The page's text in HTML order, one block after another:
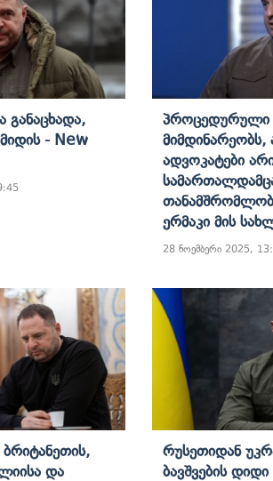
Განაცხადა,
- New
Პროცედურული
Ადვოკატები
Ერმაკი Მის
28 ნოემბერი 2025,
Და
Რუსეთიდან
Ბავშვების